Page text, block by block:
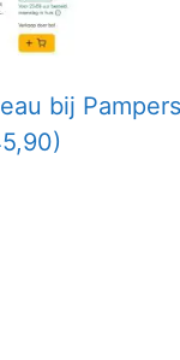
bij Pampers